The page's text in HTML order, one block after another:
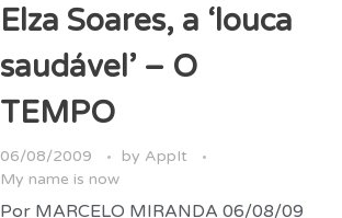
Elza Soares, a ‘louca
saudável’ – O
TEMPO
06/08/2009 by AppIt
My name is now
Por MARCELO MIRANDA 06/08/09